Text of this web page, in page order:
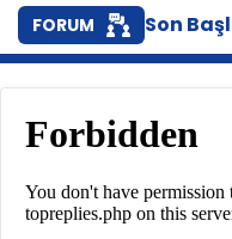
FORUM Son